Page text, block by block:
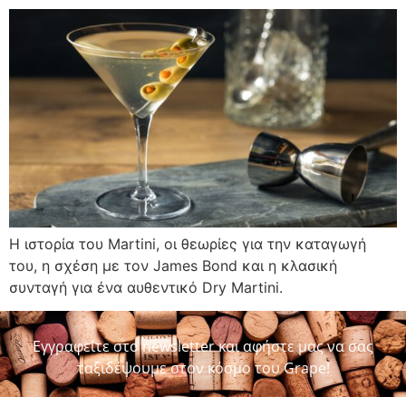
Η ιστορία του Martini, οι θεωρίες για την καταγωγή
του, η σχέση με τον James Bond και η κλασική
συνταγή για ένα αυθεντικό Dry Martini.
Εγγραφείτε στο newsletter και αφήστε μας να σας
ταξιδέψουμε στον κόσμο του Grape!